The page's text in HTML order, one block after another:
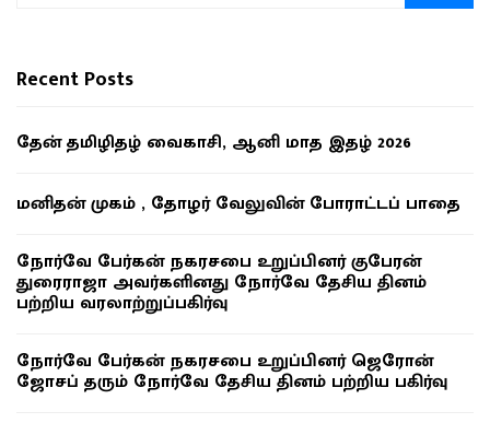
Recent Posts
தேன் தமிழிதழ் வைகாசி, ஆனி மாத இதழ் 2026
மனிதன் முகம் , தோழர் வேலுவின் போராட்டப் பாதை
நோர்வே பேர்கன் நகரசபை உறுப்பினர் குபேரன்
துரைராஜா அவர்களினது நோர்வே தேசிய தினம்
பற்றிய வரலாற்றுப்பகிர்வு
நோர்வே பேர்கன் நகரசபை உறுப்பினர் ஜெரோன்
ஜோசப் தரும் நோர்வே தேசிய தினம் பற்றிய பகிர்வு